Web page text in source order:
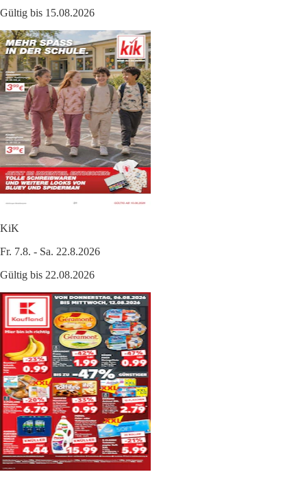
Gültig bis 15.08.2026
KiK
Fr. 7.8. - Sa. 22.8.2026
Gültig bis 22.08.2026